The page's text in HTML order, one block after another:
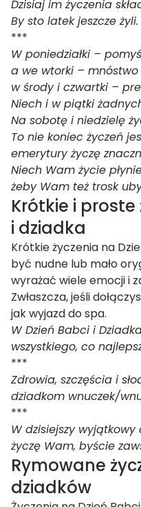
Dzisiaj im życzenia
By sto latek jeszcze żyli.
***
W poniedziałki –
a we wtorki – mnóstwo
w środy i czwartki –
Niech i w piątki
Na sobotę i niedzielę
To nie koniec życzeń
emerytury życzę
Niech Wam życie
żeby Wam też trosk
Krótkie i
i dziadka
Krótkie życzenia na
być nudne lub mało
wyrażać wiele emocji i
Zwłaszcza, jeśli
jak wyjazd do spa.
W Dzień Babci i
wszystkiego, co
***
Zdrowia, szczęścia i
dziadkom wnuczek/
***
W dzisiejszy wyjątkowy
życzę Wam, byście
Rymowane
dziadków